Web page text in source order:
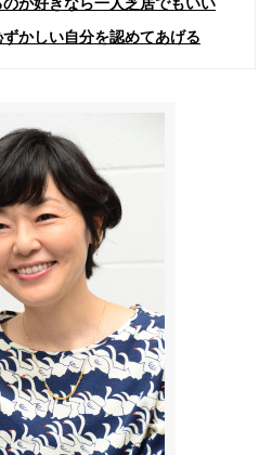
かしい自分を認めてあげる